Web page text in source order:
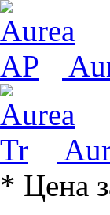
* Цена